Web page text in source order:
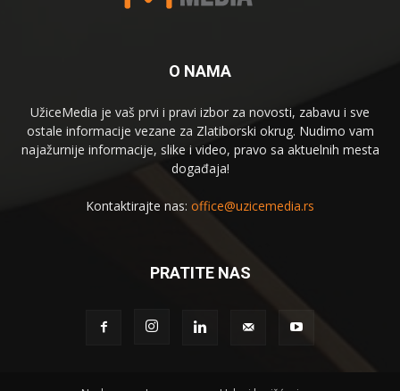
O NAMA
UžiceMedia je vaš prvi i pravi izbor za novosti, zabavu i sve
ostale informacije vezane za Zlatiborski okrug. Nudimo vam
najažurnije informacije, slike i video, pravo sa aktuelnih mesta
događaja!
Kontaktirajte nas: office@uzicemedia.rs
PRATITE NAS